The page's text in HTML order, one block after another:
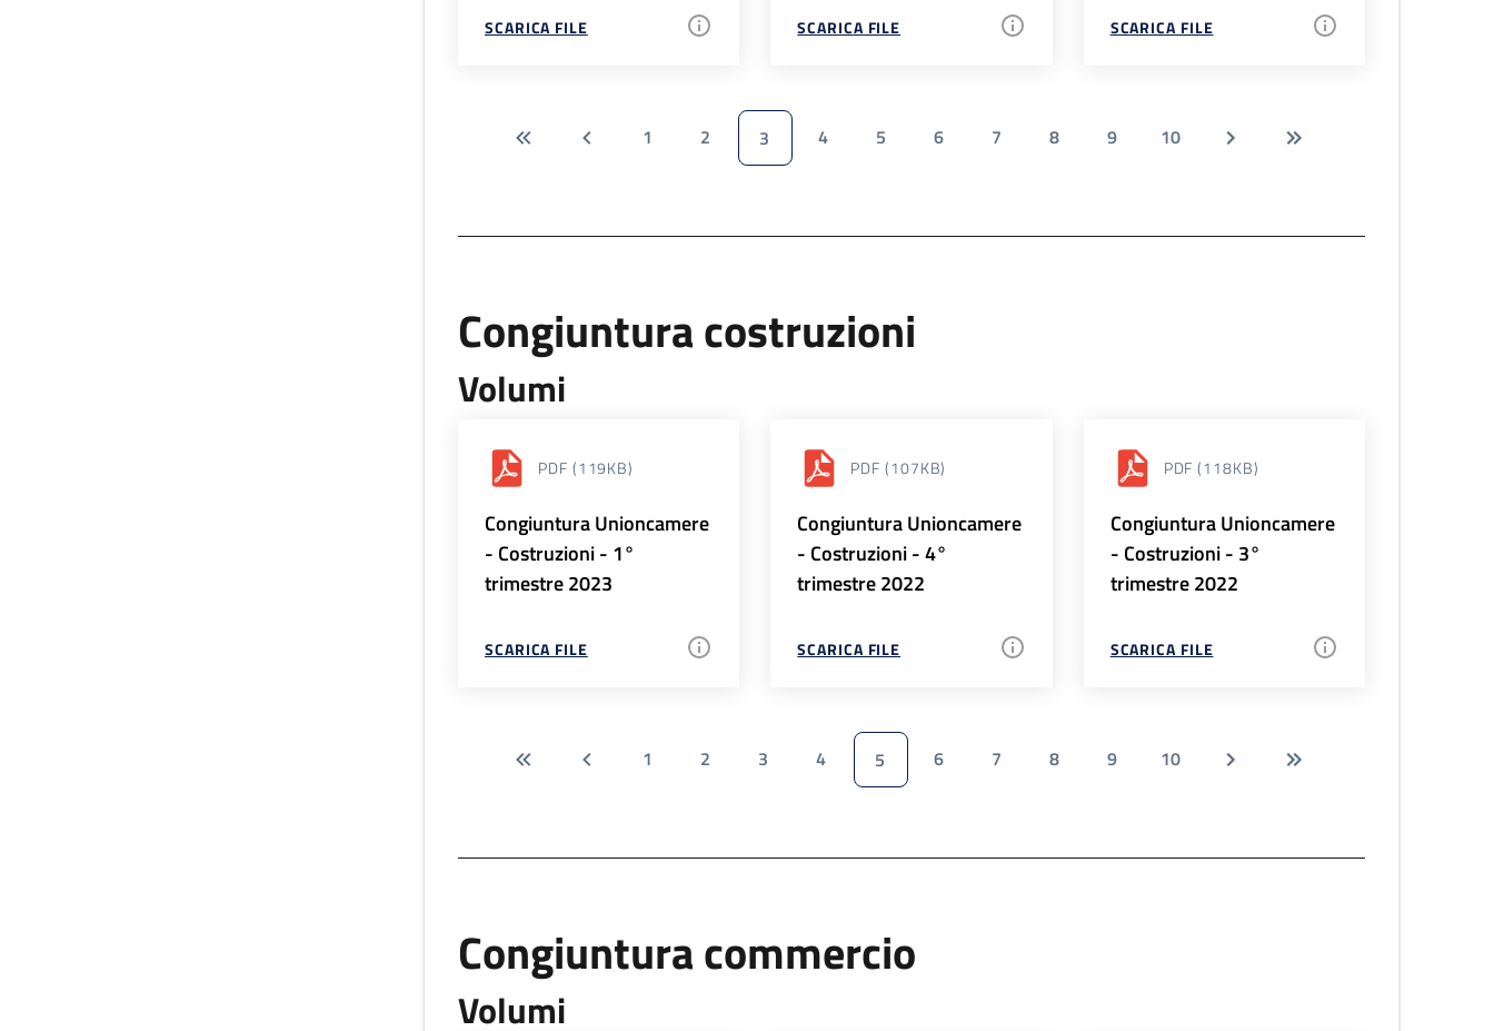
SCARICA FILE SCARICA FILE SCARICA FILE
1 2 3 4 5 6 7 8 9 10
Congiuntura costruzioni
Volumi
PDF (119KB)
Congiuntura Unioncamere
- Costruzioni - 1°
trimestre 2023
SCARICA FILE
PDF (107KB)
Congiuntura Unioncamere
- Costruzioni - 4°
trimestre 2022
SCARICA FILE
PDF (118KB)
Congiuntura Unioncamere
- Costruzioni - 3°
trimestre 2022
SCARICA FILE
1 2 3 4 5 6 7 8 9 10
Congiuntura commercio
Volumi